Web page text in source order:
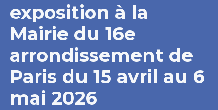
exposition à la
Mairie du 16e
arrondissement de
Paris du 15 avril au 6
mai 2026